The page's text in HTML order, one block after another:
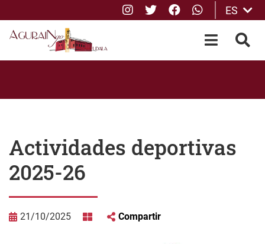
Instagram
TwitterFacebook
whatsApp
ES
OPEN-
Actividades deportivas
2025-26
21/10/2025 Compartir